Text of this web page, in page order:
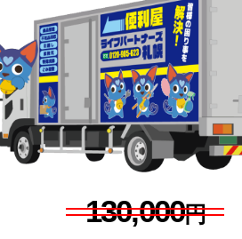
130,000円